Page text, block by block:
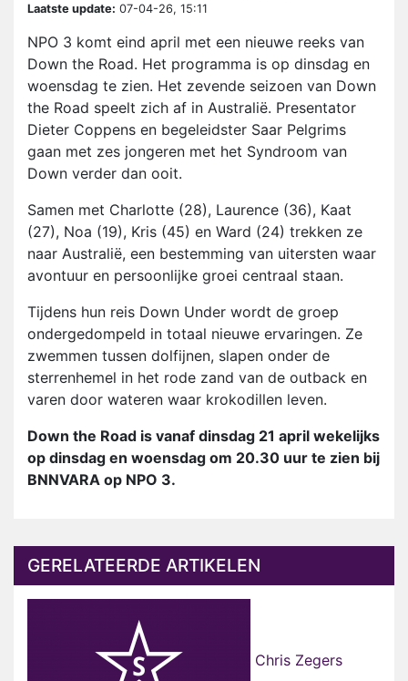
Laatste update: 07-04-26, 15:11
NPO 3 komt eind april met een nieuwe reeks van
Down the Road. Het programma is op dinsdag en
woensdag te zien. Het zevende seizoen van Down
the Road speelt zich af in Australië. Presentator
Dieter Coppens en begeleidster Saar Pelgrims
gaan met zes jongeren met het Syndroom van
Down verder dan ooit.
Samen met Charlotte (28), Laurence (36), Kaat
(27), Noa (19), Kris (45) en Ward (24) trekken ze
naar Australië, een bestemming van uitersten waar
avontuur en persoonlijke groei centraal staan.
Tijdens hun reis Down Under wordt de groep
ondergedompeld in totaal nieuwe ervaringen. Ze
zwemmen tussen dolfijnen, slapen onder de
sterrenhemel in het rode zand van de outback en
varen door wateren waar krokodillen leven.
Down the Road is vanaf dinsdag 21 april wekelijks
op dinsdag en woensdag om 20.30 uur te zien bij
BNNVARA op NPO 3.
GERELATEERDE ARTIKELEN
Chris Zegers